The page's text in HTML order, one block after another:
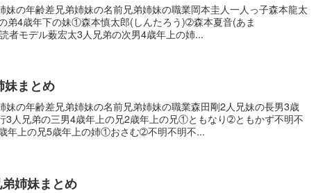
妹の年齢差兄弟姉妹の名前兄弟姉妹の職業岡本圭人一人っ子森本龍太
弟4歳年下の妹①森本慎太郎(しんたろう)➁森本夏音(あま
者モデル薮宏太3人兄弟の次男4歳年上の姉...
妹まとめ
妹の年齢差兄弟姉妹の名前兄弟姉妹の職業森田剛2人兄妹の長男3歳
3人兄弟の三男4歳年上の兄2歳年上の兄①ともなり➁ともかず不明不
年上の兄5歳年上の姉①おさむ➁不明不明不...
姉妹まとめ